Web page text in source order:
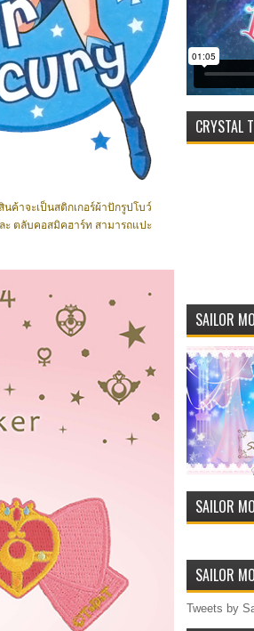
ค้าจะเป็นสติกเกอร์ผ้าปักรูปโบว์
ะ ตลับคอสมิคฮาร์ท สามารถแปะ
CRYSTAL
SAILOR
SAILOR
SAILOR
Tweets by